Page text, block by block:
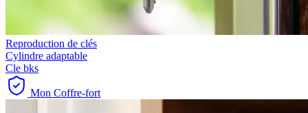
Reproduction de clés
Cylindre adaptable
Cle bks
Mon Coffre-fort